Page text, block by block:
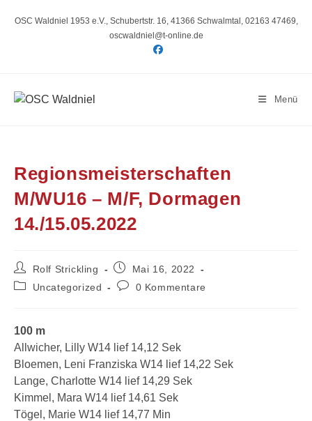
InhaltOSC Waldniel 1953 e.V., Schubertstr. 16, 41366 Schwalmtal, 02163 47469,
oscwaldniel@t-online.de
Menü
Regionsmeisterschaften
M/WU16 – M/F, Dormagen
14./15.05.2022
Beitrags-
Autor:
Rolf Strickling
Beitrag
veröffentlicht:
Mai 16, 2022
Beitrags-Uncategorized
Beitrags-
0 Kommentare
100 m
Allwicher, Lilly W14 lief 14,12 Sek
Bloemen, Leni Franziska W14 lief 14,22 Sek
Lange, Charlotte W14 lief 14,29 Sek
Kimmel, Mara W14 lief 14,61 Sek
Tögel, Marie W14 lief 14,77 Min